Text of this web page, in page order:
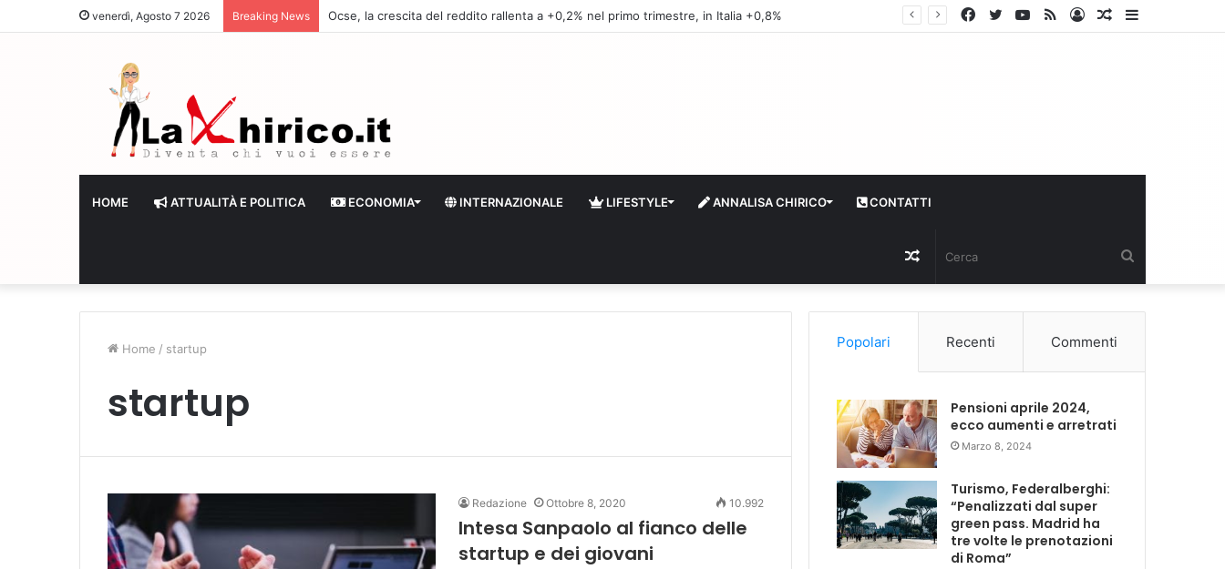
venerdì, Agosto 7 2026 Breaking News Ocse, la crescita del reddito rallenta a +0,2% nel primo trimestre, in Italia +0,8%
Articolo
Log
RSS
YouTube
Twitter
Facebook
HOME ATTUALITÀ E POLITICA ECONOMIA INTERNAZIONALE LIFESTYLE ANNALISA CHIRICO CONTATTI
Articolo
casuale
Home / startup
startup
Redazione Ottobre 8, 2020 10.992
Intesa Sanpaolo al fianco delle
startup e dei giovani
Popolari Recenti Commenti
Pensioni aprile 2024,
ecco aumenti e arretrati
Marzo 8, 2024
Turismo, Federalberghi:
“Penalizzati dal super
green pass. Madrid ha
tre volte le prenotazioni
di Roma”